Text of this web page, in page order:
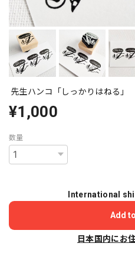
先生ハンコ「しっかりはねる」
¥1,000
数量
International
Add
日本国内にお